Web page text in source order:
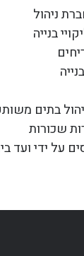
ניהול
בנייה
בתים
שכורות
על ידי ועד